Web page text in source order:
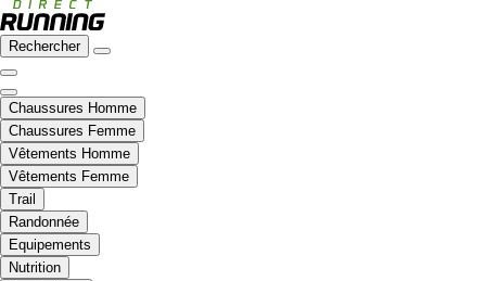
Rechercher
Chaussures Homme
Chaussures Femme
Vêtements Homme
Vêtements Femme
Trail
Randonnée
Equipements
Nutrition